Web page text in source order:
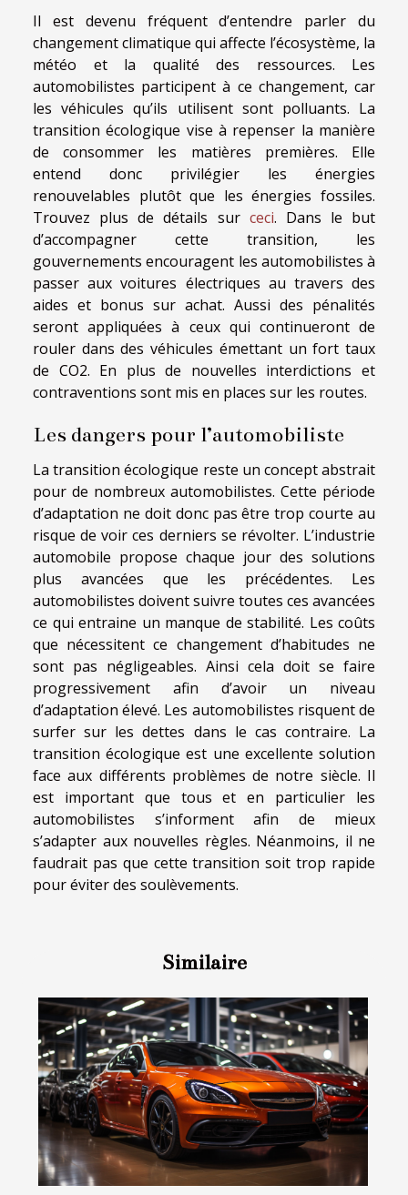
Il est devenu fréquent d’entendre parler du
changement climatique qui affecte l’écosystème, la
météo et la qualité des ressources. Les
automobilistes participent à ce changement, car
les véhicules qu’ils utilisent sont polluants. La
transition écologique vise à repenser la manière
de consommer les matières premières. Elle
entend donc privilégier les énergies
renouvelables plutôt que les énergies fossiles.
Trouvez plus de détails sur ceci. Dans le but
d’accompagner cette transition, les
gouvernements encouragent les automobilistes à
passer aux voitures électriques au travers des
aides et bonus sur achat. Aussi des pénalités
seront appliquées à ceux qui continueront de
rouler dans des véhicules émettant un fort taux
de CO2. En plus de nouvelles interdictions et
contraventions sont mis en places sur les routes.
Les dangers pour l’automobiliste
La transition écologique reste un concept abstrait
pour de nombreux automobilistes. Cette période
d’adaptation ne doit donc pas être trop courte au
risque de voir ces derniers se révolter. L’industrie
automobile propose chaque jour des solutions
plus avancées que les précédentes. Les
automobilistes doivent suivre toutes ces avancées
ce qui entraine un manque de stabilité. Les coûts
que nécessitent ce changement d’habitudes ne
sont pas négligeables. Ainsi cela doit se faire
progressivement afin d’avoir un niveau
d’adaptation élevé. Les automobilistes risquent de
surfer sur les dettes dans le cas contraire. La
transition écologique est une excellente solution
face aux différents problèmes de notre siècle. Il
est important que tous et en particulier les
automobilistes s’informent afin de mieux
s’adapter aux nouvelles règles. Néanmoins, il ne
faudrait pas que cette transition soit trop rapide
pour éviter des soulèvements.
Similaire